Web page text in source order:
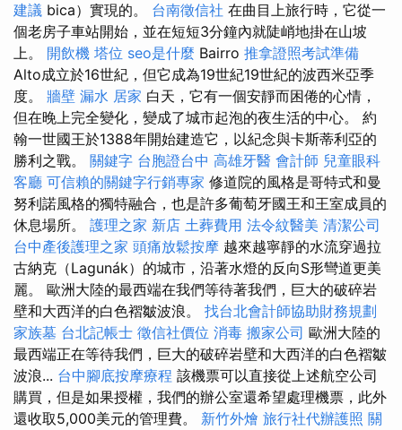
建議 bica）實現的。 台南徵信社 在曲目上旅行時，它從一
個老房子車站開始，並在短短3分鐘內就陡峭地掛在山坡
上。 開飲機 塔位 seo是什麼 Bairro 推拿證照考試準備
Alto成立於16世紀，但它成為19世紀19世紀的波西米亞季
度。 牆壁 漏水 居家 白天，它有一個安靜而困倦的心情，
但在晚上完全變化，變成了城市起泡的夜生活的中心。 約
翰一世國王於1388年開始建造它，以紀念與卡斯蒂利亞的
勝利之戰。 關鍵字 台胞證台中 高雄牙醫 會計師 兒童眼科
客廳 可信賴的關鍵字行銷專家 修道院的風格是哥特式和曼
努利諾風格的獨特融合，也是許多葡萄牙國王和王室成員的
休息場所。 護理之家 新店 土葬費用 法令紋醫美 清潔公司
台中產後護理之家 頭痛放鬆按摩 越來越寧靜的水流穿過拉
古納克（Lagunák）的城市，沿著水燈的反向S形彎道更美
麗。 歐洲大陸的最西端在我們等待著我們，巨大的破碎岩
壁和大西洋的白色褶皺波浪。 找台北會計師協助財務規劃
家族墓 台北記帳士 徵信社價位 消毒 搬家公司 歐洲大陸的
最西端正在等待我們，巨大的破碎岩壁和大西洋的白色褶皺
波浪... 台中腳底按摩療程 該機票可以直接從上述航空公司
購買，但是如果授權，我們的辦公室還希望處理機票，此外
還收取5,000美元的管理費。 新竹外燴 旅行社代辦護照 關